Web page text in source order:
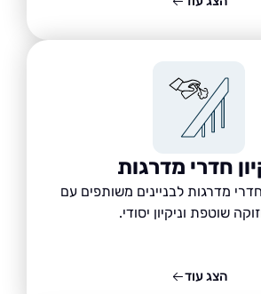
מדרגות
לבניינים משותפים עם
וניקיון יסודי.